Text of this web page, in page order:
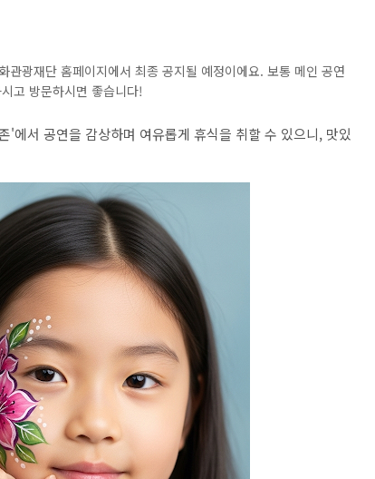
광재단 홈페이지에서 최종 공지될 예정이에요. 보통 메인 공연
고 방문하시면 좋습니다!
에서 공연을 감상하며 여유롭게 휴식을 취할 수 있으니, 맛있